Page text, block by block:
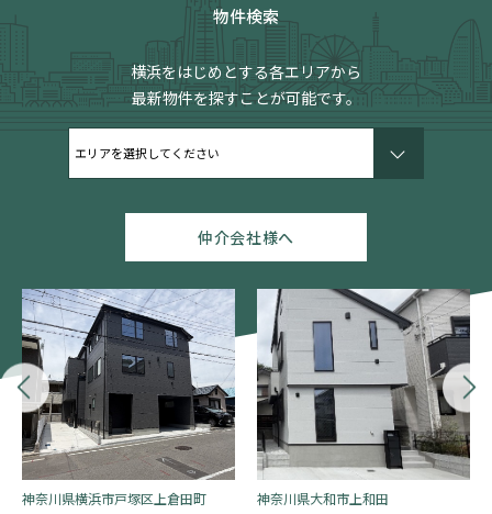
物件検索
横浜をはじめとする各エリアから
最新物件を探すことが可能です。
仲介会社様へ
神奈川県横浜市戸塚区上倉田町 神奈川県大和市上和田